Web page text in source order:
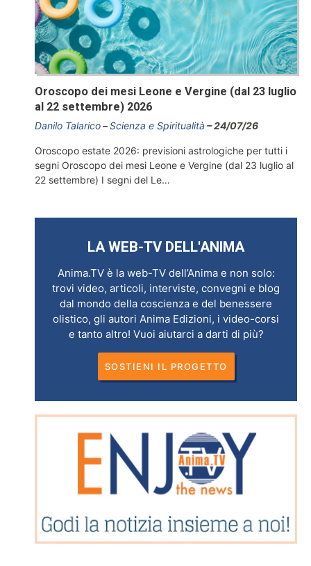
Oroscopo dei mesi Leone e Vergine (dal 23 luglio
al 22 settembre) 2026
Danilo Talarico Scienza e Spiritualità 24/07/26
Oroscopo estate 2026: previsioni astrologiche per tutti i
segni Oroscopo dei mesi Leone e Vergine (dal 23 luglio al
22 settembre) I segni del Le…
LA WEB-TV DELL'ANIMA
Anima.TV è la web-TV dell’Anima e non solo:
trovi video, articoli, interviste, convegni e blog
dal mondo della coscienza e del benessere
olistico, gli autori Anima Edizioni, i video-corsi
e tanto altro! Vuoi aiutarci a darti di più?
SOSTIENI IL PROGETTO